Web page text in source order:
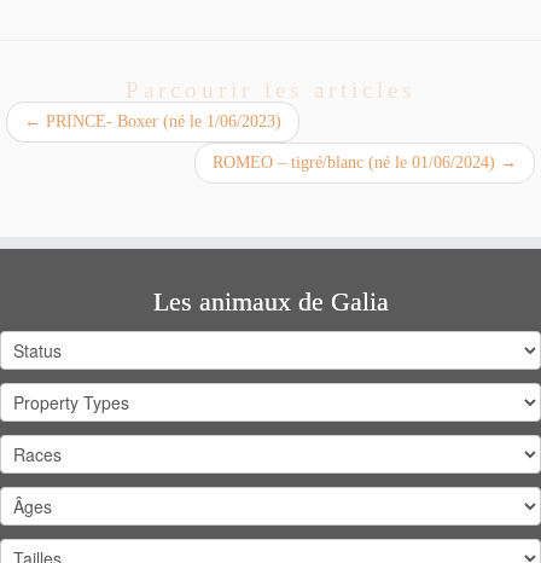
Parcourir les articles
← PRINCE- Boxer (né le 1/06/2023)
ROMEO – tigré/blanc (né le 01/06/2024) →
Les animaux de Galia